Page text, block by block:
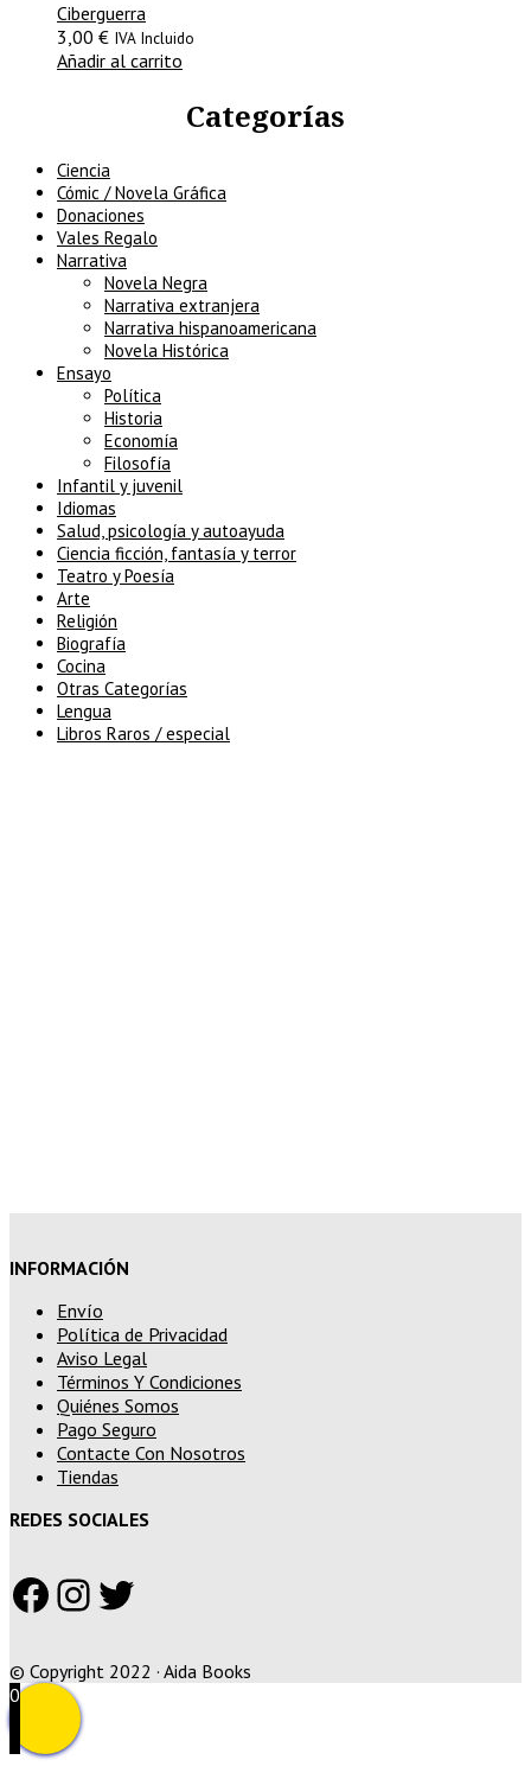
Ciberguerra
3,00 € IVA Incluido
Añadir al carrito
Categorías
Ciencia
Cómic / Novela Gráfica
Donaciones
Vales Regalo
Narrativa
Novela Negra
Narrativa extranjera
Narrativa hispanoamericana
Novela Histórica
Ensayo
Política
Historia
Economía
Filosofía
Infantil y juvenil
Idiomas
Salud, psicología y autoayuda
Ciencia ficción, fantasía y terror
Teatro y Poesía
Arte
Religión
Biografía
Cocina
Otras Categorías
Lengua
Libros Raros / especial
INFORMACIÓN
Envío
Política de Privacidad
Aviso Legal
Términos Y Condiciones
Quiénes Somos
Pago Seguro
Contacte Con Nosotros
Tiendas
REDES SOCIALES
Facebook
Instagram
Twitter
© Copyright 2022 · Aida Books
0